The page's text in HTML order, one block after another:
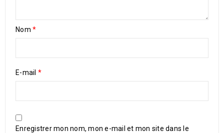
Nom *
E-mail *
Enregistrer mon nom, mon e-mail et mon site dans le